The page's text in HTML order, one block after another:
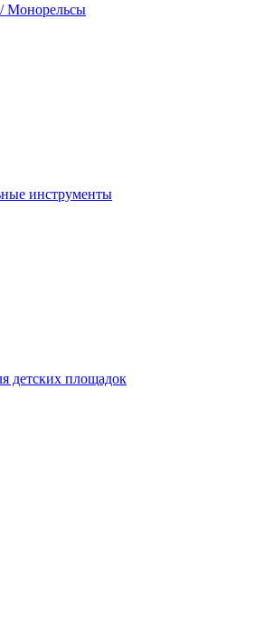
Монорельсы
инструменты
детских площадок